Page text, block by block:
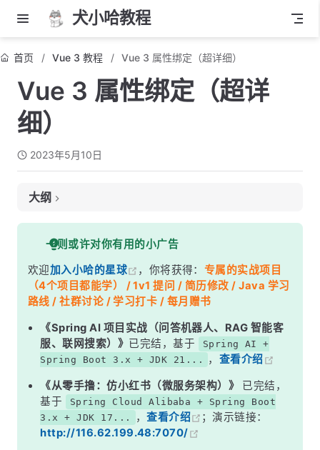
犬小哈教程
首页 Vue 3 教程 Vue 3 属性绑定（超详细）
Vue 3 属性绑定（超详
细）
2023年5月10日
大纲
什么是属性绑定？
绑定属性值
示例
绑定 CSS 样式
通过数组绑定多个 CSS 样式
通过三目运算绑定 CSS 样式
一则或许对你有用的小广告
欢迎加入小哈的星球 ，你将获得： 专属的实战项目
（4个项目都能学） / 1v1 提问 / 简历修改 / Java 学习
路线 / 社群讨论 / 学习打卡 / 每月赠书
《Spring AI 项目实战（问答机器人、RAG 智能客
服、联网搜索）》 已完结，基于
Spring AI +
Spring Boot 3.x + JDK 21...
， 查看介绍
《从零手撸：仿小红书（微服务架构）》
已完结，
基于
Spring Cloud Alibaba + Spring Boot
3.x + JDK 17...
，查看介绍
；演示链接：
http://116.62.199.48:7070/